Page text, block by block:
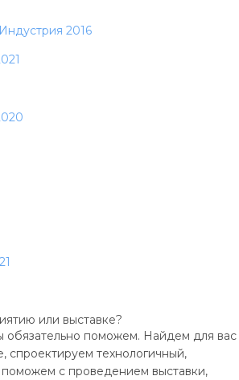
2016
или выставке?
обязательно поможем. Найдем для вас
спроектируем технологичный,
с проведением выставки,